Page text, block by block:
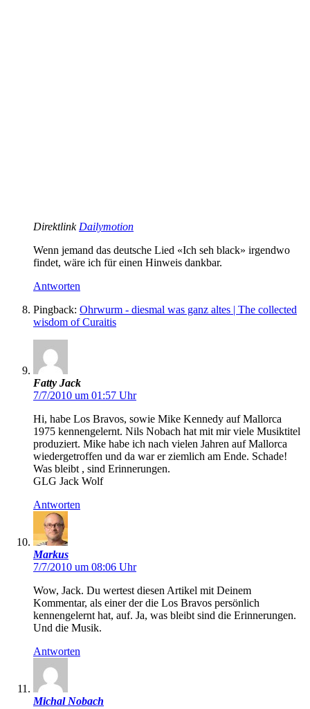
Direktlink Dailymotion
Wenn jemand das deutsche Lied «Ich seh black» irgendwo
findet, wäre ich für einen Hinweis dankbar.
Antworten
Pingback: Ohrwurm - diesmal was ganz altes | The collected
wisdom of Curaitis
Fatty Jack
7/7/2010 um 01:57 Uhr
Hi, habe Los Bravos, sowie Mike Kennedy auf Mallorca
1975 kennengelernt. Nils Nobach hat mit mir viele Musiktitel
produziert. Mike habe ich nach vielen Jahren auf Mallorca
wiedergetroffen und da war er ziemlich am Ende. Schade!
Was bleibt , sind Erinnerungen.
GLG Jack Wolf
Antworten
Markus
7/7/2010 um 08:06 Uhr
Wow, Jack. Du wertest diesen Artikel mit Deinem
Kommentar, als einer der die Los Bravos persönlich
kennengelernt hat, auf. Ja, was bleibt sind die Erinnerungen.
Und die Musik.
Antworten
Michal Nobach